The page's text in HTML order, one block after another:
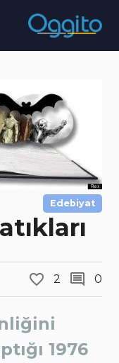
Edebiyat
2 0
1976